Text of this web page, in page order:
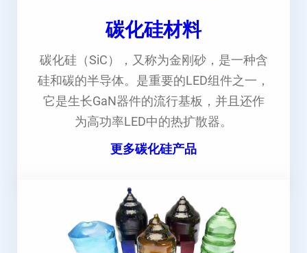
碳化硅材料
碳化硅（SiC），又称为金刚砂，是一种含
硅和碳的半导体。是重要的LED组件之一，
它是生长GaN器件的流行基板，并且还作
为高功率LED中的热扩散器。
更多碳化硅产品